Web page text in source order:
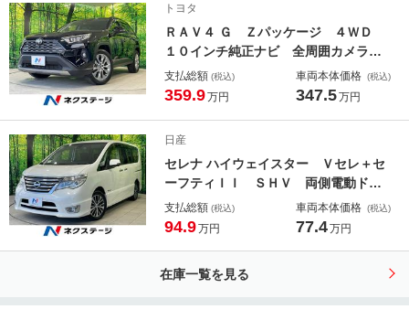
ｏｏｔｈ ＣＤ
トヨタ
ＲＡＶ４ Ｇ Ｚパッケージ ４ＷＤ
１０インチ純正ナビ 全周囲カメラ
衝突被害軽減システム レーダークル
ーズ 禁煙車 電動リアゲート レザ
支払総額 (税込)
359.9万円
車両本体価格 (税込)
347.5万円
日産
セレナ ハイウェイスター Ｖセレ＋セ
ーフティＩＩ ＳＨＶ 両側電動ド
ア 純正９型ＳＤナビ 後席モニタ
ー 全周囲カメラ 衝突被害軽減シス
ド ビルトインＥＴＣ クルコン 純
支払総額 (税込)
94.9万円
車両本体価格 (税込)
77.4万円
在庫一覧を見る